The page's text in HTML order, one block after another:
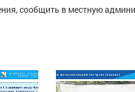
сообщить в местную